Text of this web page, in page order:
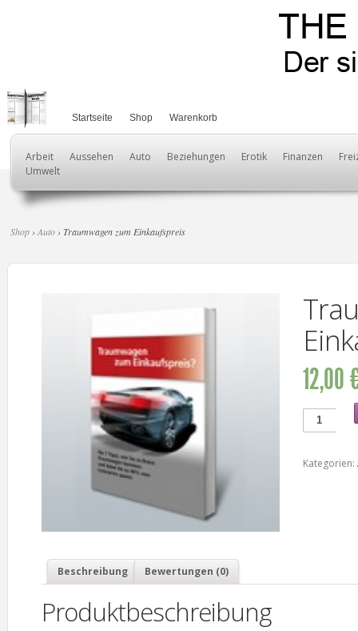
Startseite Shop Warenkorb
Arbeit Aussehen Auto Beziehungen Erotik Finanzen
Umwelt
Shop ›Auto › Traumwagen zum Einkaufspreis
12,00
Kategorien:
Beschreibung Bewertungen (0)
Produktbeschreibung